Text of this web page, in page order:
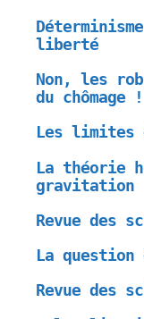
liberté
Non, les
du chômage !
Les limites
La théorie
gravitation
Revue des
La
Revue des